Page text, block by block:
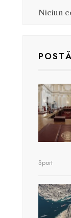
Niciun
Sport